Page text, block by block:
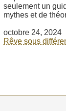
seulement un
mythes et de
octobre 24, 2024
Rêve sous